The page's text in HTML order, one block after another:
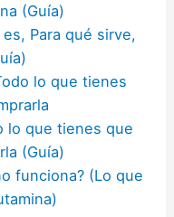
(Guía)
Para qué sirve,
lo que tienes
lo que tienes que
(Guía)
funciona? (Lo que